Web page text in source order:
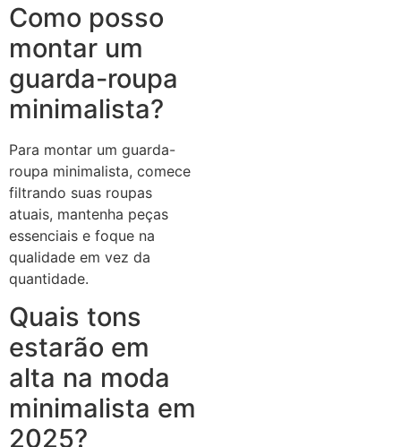
Como posso
montar um
guarda-roupa
minimalista?
Para montar um guarda-
roupa minimalista, comece
filtrando suas roupas
atuais, mantenha peças
essenciais e foque na
qualidade em vez da
quantidade.
Quais tons
estarão em
alta na moda
minimalista em
2025?